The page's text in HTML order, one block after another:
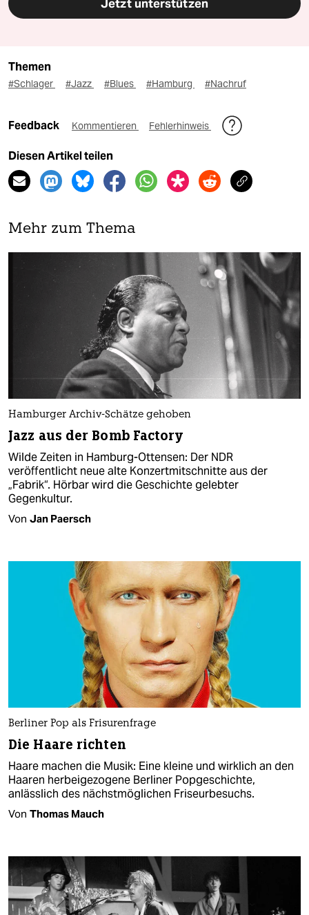
Jetzt unterstützen
Themen
#Schlager #Jazz #Blues #Hamburg #Nachruf
Feedback Kommentieren Fehlerhinweis
Diesen Artikel teilen
Mehr zum Thema
Hamburger Archiv-Schätze gehoben
Jazz aus der Bomb Factory
Wilde Zeiten in Hamburg-Ottensen: Der NDR
veröffentlicht neue alte Konzertmitschnitte aus der
„Fabrik“. Hörbar wird die Geschichte gelebter
Gegenkultur.
Von Jan Paersch
Berliner Pop als Frisurenfrage
Die Haare richten
Haare machen die Musik: Eine kleine und wirklich an den
Haaren herbeigezogene Berliner Popgeschichte,
anlässlich des nächstmöglichen Friseurbesuchs.
Von Thomas Mauch